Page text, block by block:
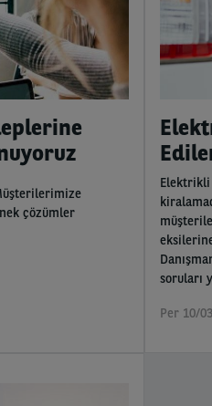
çözümler
Elektrikli
soruları
Per 10/